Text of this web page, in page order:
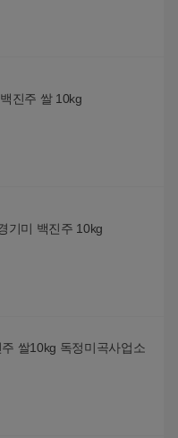
진주 쌀 10kg
기미 백진주 10kg
쌀10kg 독정미곡사업소